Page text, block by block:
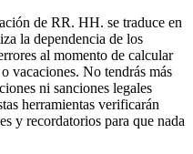
de RR. HH. se traduce en
la dependencia de los
al momento de calcular
vacaciones. No tendrás más
ni sanciones legales
herramientas verificarán
y recordatorios para que nada